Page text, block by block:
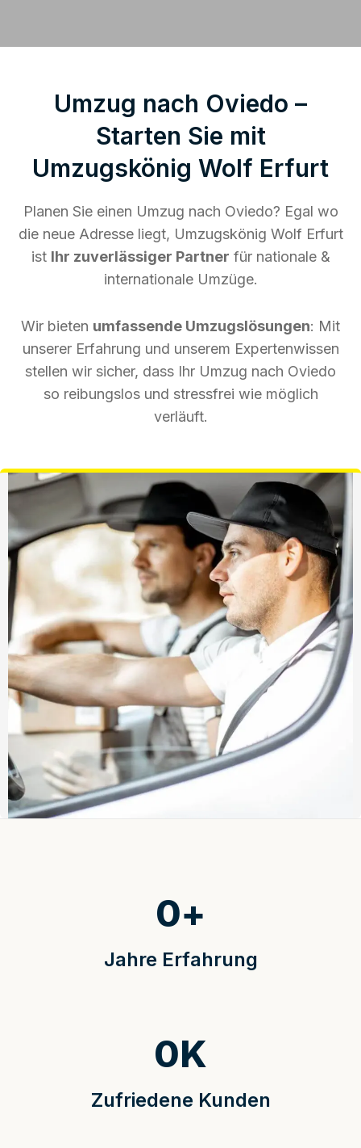
Umzug nach Oviedo –
Starten Sie mit
Umzugskönig Wolf Erfurt
Planen Sie einen Umzug nach Oviedo? Egal wo
die neue Adresse liegt, Umzugskönig Wolf Erfurt
ist Ihr zuverlässiger Partner für nationale &
internationale Umzüge.
Wir bieten umfassende Umzugslösungen: Mit
unserer Erfahrung und unserem Expertenwissen
stellen wir sicher, dass Ihr Umzug nach Oviedo
so reibungslos und stressfrei wie möglich
verläuft.
Jahre Erfahrung
0+
Zufriedene Kunden
0K